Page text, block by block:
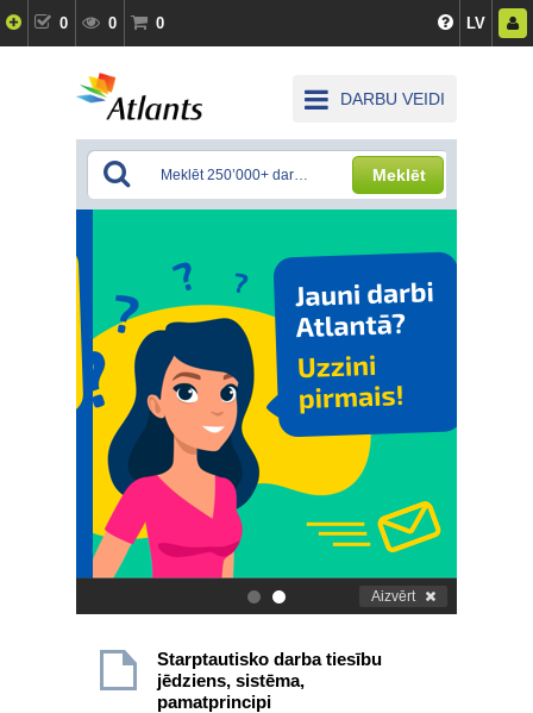
0 0 0 LV
DARBU VEIDI
Meklēt
. Aizvērt
Starptautisko darba tiesību
jēdziens, sistēma,
pamatprincipi